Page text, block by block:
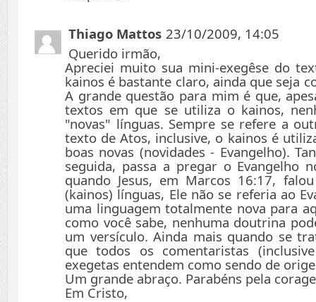
Thiago Mattos 23/10/2009, 14:05
Querido irmão,
Apreciei muito sua mini-exegêse do
kainos é bastante claro, ainda que seja
A grande questão para mim é que,
textos em que se utiliza o kainos,
"novas" línguas. Sempre se refere a
texto de Atos, inclusive, o kainos é
boas novas (novidades - Evangelho).
seguida, passa a pregar o Evangelho
quando Jesus, em Marcos 16:17,
(kainos) línguas, Ele não se referia ao
uma linguagem totalmente nova para
como você sabe, nenhuma doutrina
um versículo. Ainda mais quando se
que todos os comentaristas
exegetas entendem como sendo de
Um grande abraço. Parabéns pela
Em Cristo,